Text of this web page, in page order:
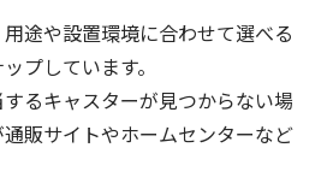
途や設置環境に合わせて選べる
プしています。
るキャスターが見つからない場
販サイトやホームセンターなど